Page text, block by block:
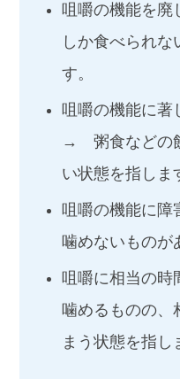
咀嚼の機能を
しか食べられな
す。
咀嚼の機能に
→ 粥食などの
い状態を指しま
咀嚼の機能に
噛めないものが
咀嚼に相当の
噛めるものの、
まう状態を指し